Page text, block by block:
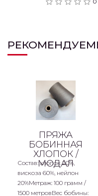
ПРЯЖА
БОБИННАЯ
ХЛОПОК /
МОДАЛ
Состав: хлопок 20%,
вискоза 60%, нейлон
20%Метраж: 100 грамм /
1500 метровВес бобины: